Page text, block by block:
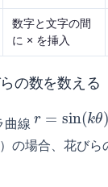
数字と文字の間
に × を挿入
の数を数える
曲線
r= sin(kθ)
の場合、花びら